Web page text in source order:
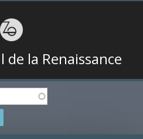
de la Renaissance